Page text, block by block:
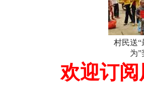
村民送“
为”
欢迎订